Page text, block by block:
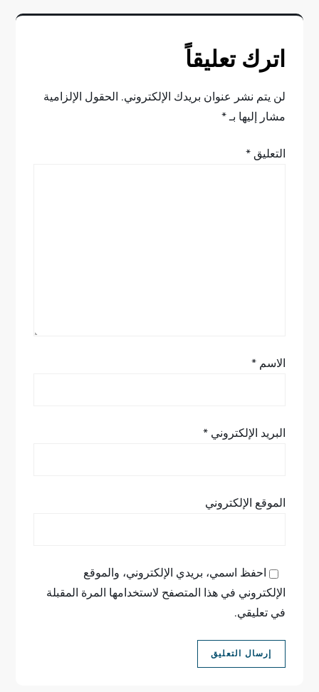
ا
ل
اترك تعليقاً
لن يتم نشر عنوان بريدك الإلكتروني. الحقول الإلزامية
مشار إليها بـ*
التعليق*
الاسم*
البريد الإلكتروني*
الموقع الإلكتروني
احفظ اسمي، بريدي الإلكتروني، والموقع
الإلكتروني في هذا المتصفح لاستخدامها المرة المقبلة
في تعليقي.